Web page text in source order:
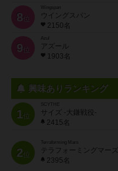
8 位
Wingspan
ウイングスパン
2150名
9 位
Azul
アズール
1903名
興味ありランキング
1位
SCYTHE
サイズ -大鎌戦役-
2415名
2位
Terraforming Mars
テラフォーミングマーズ
2395名